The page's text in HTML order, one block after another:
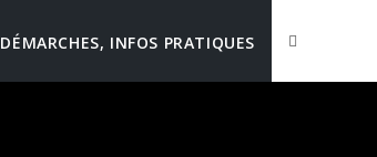
DÉMARCHES, INFOS PRATIQUES